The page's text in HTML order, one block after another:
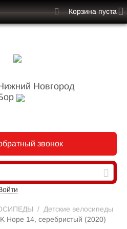
Новгород
звонок
Корзина пуста
/ Детские велосипеды
Hope 14, серебристый (2020)